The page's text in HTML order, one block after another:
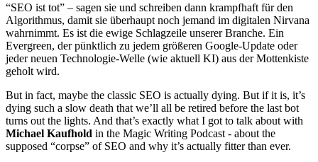
“SEO ist tot” – sagen sie und schreiben dann krampfhaft für den
Algorithmus, damit sie überhaupt noch jemand im digitalen Nirvana
wahrnimmt. Es ist die ewige Schlagzeile unserer Branche. Ein
Evergreen, der pünktlich zu jedem größeren Google-Update oder
jeder neuen Technologie-Welle (wie aktuell KI) aus der Mottenkiste
geholt wird.
But in fact, maybe the classic SEO is actually dying. But if it is, it’s
dying such a slow death that we’ll all be retired before the last bot
turns out the lights. And that’s exactly what I got to talk about with
Michael Kaufhold in the Magic Writing Podcast - about the
supposed “corpse” of SEO and why it’s actually fitter than ever.